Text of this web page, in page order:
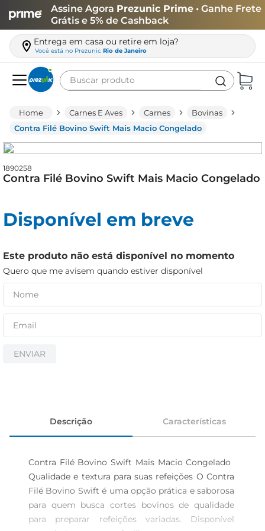
Assine Agora Prezunic Prime • Ganhe Frete
Grátis e 5% de Cashback
Entrega em casa ou retire em loja?
Você está no Prezunic Rio de Janeiro
Buscar produto
Carnes E Aves Carnes
Bovinas
Contra Filé Bovino Swift Mais Macio Congelado
1890258
Contra Filé Bovino Swift Mais Macio Congelado
Disponível em breve
Este produto não está disponível no momento
Quero que me avisem quando estiver disponível
ENVIAR
Descrição Características
Contra Filé Bovino Swift Mais Macio Congelado
Qualidade e textura para suas refeições O Contra
Filé Bovino Swift é uma opção prática e saborosa
para quem busca cortes bovinos de qualidade
para preparar refeições variadas. Disponível
leite
queijo
biscoito
papel higiênico
cerveja